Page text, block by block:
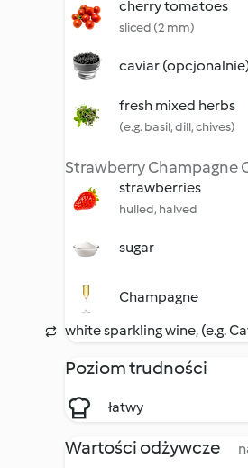
cherry tomatoes
sliced (2 mm)
caviar
fresh mixed herbs
(e.g. basil, dill, chives)
Strawberry Champagne
strawberries
hulled, halved
sugar
Champagne
white sparkling wine, (e.g.
Poziom trudności
łatwy
Wartości odżywcze